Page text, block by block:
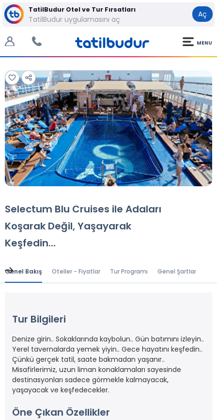
TatilBudur Otel ve Tur Fırsatları
TatilBudur uygulamasını aç
Aç
MENU
Tüm Fotoğraflar
Selectum Blu Cruises ile Adaları
Koşarak Değil, Yaşayarak
Keşfedin…
Genel Bakış Oteller - Fiyatlar Tur Programı Genel Şartlar
Tur Bilgileri
Denize girin.. Sokaklarında kaybolun.. Gün batımını izleyin..
Yerel tavernalarda yemek yiyin.. Gece hayatını keşfedin..
Çünkü gerçek tatil, saate bakmadan yaşanır..
Misafirlerimiz, uzun liman konaklamaları sayesinde
destinasyonları sadece görmekle kalmayacak,
yaşayacak ve keşfedecekler.
Öne Çıkan Özellikler